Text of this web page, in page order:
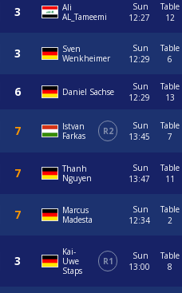
Ali
AL_Tameemi
Sun
12:27
Table
12
Sven
Wenkheimer
Sun
12:29
Table
6
Daniel Sachse
Sun
12:29
Table
13
Istvan
Farkas
R2
Sun
13:45
Table
7
Thanh
Nguyen
Sun
13:47
Table
11
Marcus
Madesta
Sun
12:34
Table
2
Kai-
Uwe
Staps
R1
Sun
13:00
Table
8